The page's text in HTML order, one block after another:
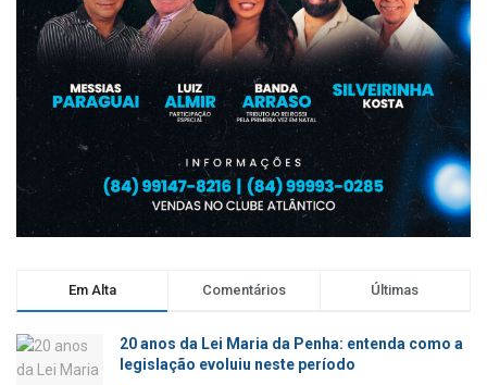
Em Alta Comentários Últimas
20 anos da Lei Maria da Penha: entenda como a
legislação evoluiu neste período